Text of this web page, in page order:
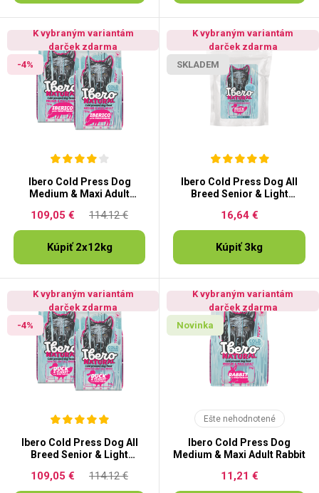
K vybraným variantám
darček zdarma
-4%
Ibero Cold Press Dog
Medium & Maxi Adult
114.12 €
109,05 €
Kúpiť 2x12kg
K vybraným variantám
darček zdarma
SKLADEM
Ibero Cold Press Dog All
Breed Senior & Light
16,64 €
Kúpiť 3kg
K vybraným variantám
darček zdarma
-4%
Ibero Cold Press Dog All
Breed Senior & Light
114.12 €
109,05 €
K vybraným variantám
darček zdarma
Novinka
Ešte nehodnotené
Ibero Cold Press Dog
Medium & Maxi Adult Rabbit
11,21 €